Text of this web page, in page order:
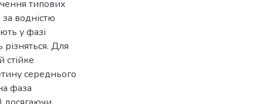
типових
водністю
у фазі
різняться. Для
стійке
середнього
фаза